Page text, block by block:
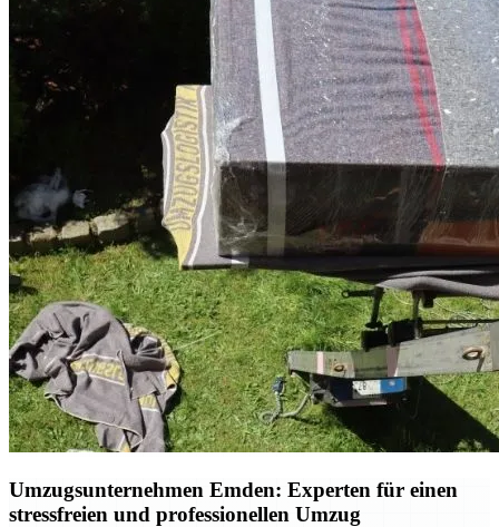
Umzugsunternehmen Emden: Experten für einen
stressfreien und professionellen Umzug